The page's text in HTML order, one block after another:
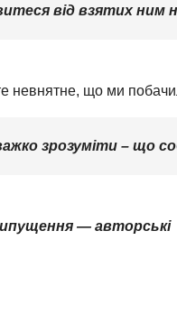
від взятих ним
невнятне, що ми
зрозуміти – що
— авторські